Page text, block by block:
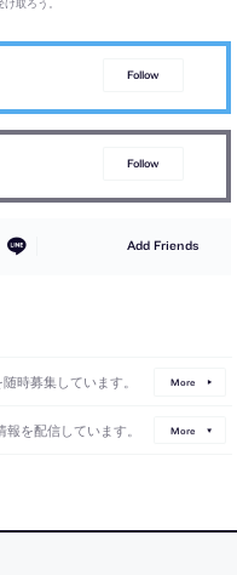
Follow
Follow
Add Friends
時募集しています。 More
を配信しています。 More